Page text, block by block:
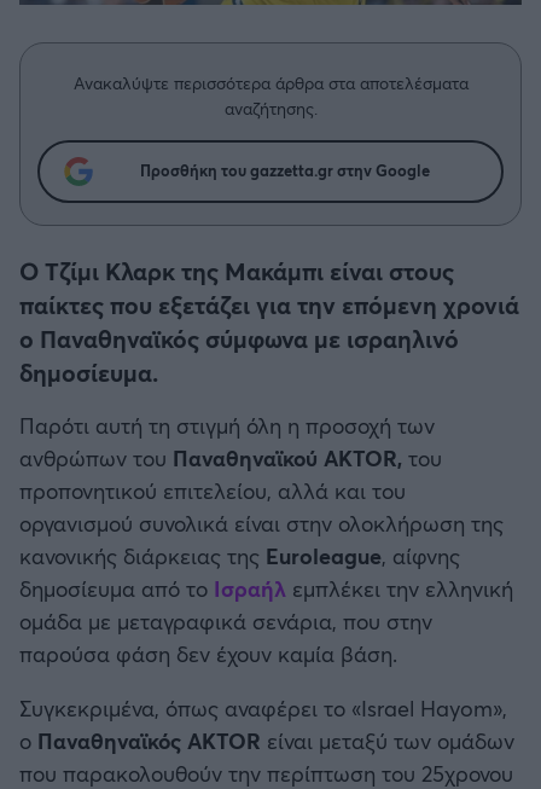
Δημήτρης Τσορμπατζόγλου
Λεβαδειακός
ΟΦΗ
Βόλος
Ατρόμητος Αθηνών
Αστέρας Τρίπολης
Παναιτωλικός
Καλαμάτα
Ηρακλής
Ρεάλ Μαδρίτης
Μεγάλη μου Αγάπη
Μια Ιστορία από την Πόλη
Ανακαλύψτε περισσότερα άρθρα στα αποτελέσματα
αναζήτησης.
Προσθήκη του gazzetta.gr στην Google
Ο Τζίμι Κλαρκ της Μακάμπι είναι στους
παίκτες που εξετάζει για την επόμενη χρονιά
ο Παναθηναϊκός σύμφωνα με ισραηλινό
δημοσίευμα.
Παρότι αυτή τη στιγμή όλη η προσοχή των
ανθρώπων του Παναθηναϊκού AKTOR, του
προπονητικού επιτελείου, αλλά και του
οργανισμού συνολικά είναι στην ολοκλήρωση της
κανονικής διάρκειας της Euroleague, αίφνης
δημοσίευμα από το Ισραήλ εμπλέκει την ελληνική
ομάδα με μεταγραφικά σενάρια, που στην
παρούσα φάση δεν έχουν καμία βάση.
Συγκεκριμένα, όπως αναφέρει το «Israel Hayom»,
ο Παναθηναϊκός AKTOR είναι μεταξύ των ομάδων
που παρακολουθούν την περίπτωση του 25χρονου